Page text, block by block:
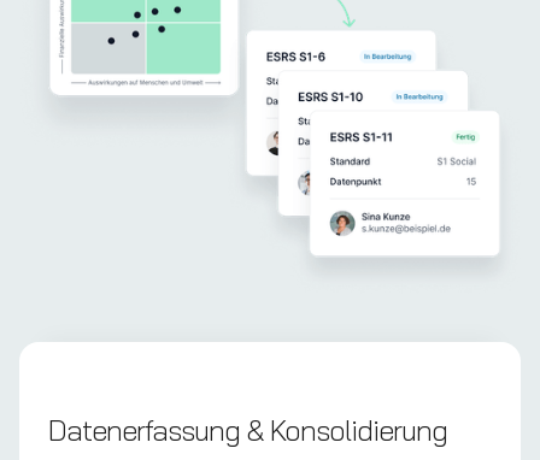
Datenerfassung & Konsolidierung